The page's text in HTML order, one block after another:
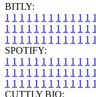
BITLY:
1 1 1 1 1 1 1 1 1 1 1 1 1
1 1 1 1 1 1 1 1 1 1 1 1 1
1 1 1 1 1 1 1 1 1 1 1 1 1
SPOTIFY:
1 1 1 1 1 1 1 1 1 1 1 1 1
1 1 1 1 1 1 1 1 1 1 1 1 1
1 1 1 1 1 1 1 1 1 1 1 1 1
CUTTLY BIO: